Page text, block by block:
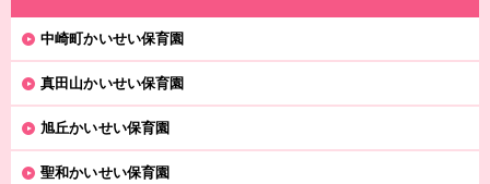
中崎町かいせい保育園
真田山かいせい保育園
旭丘かいせい保育園
聖和かいせい保育園